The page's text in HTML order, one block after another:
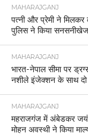
MAHARAJGANJ
पत्नी और प्रेमी ने मिलकर
पुलिस ने किया
MAHARAJGANJ
भारत-नेपाल सीमा पर
नशीले इंजेक्शन के साथ दो
MAHARAJGANJ
महराजगंज में अंबेडकर
मोहन अवस्थी ने किया